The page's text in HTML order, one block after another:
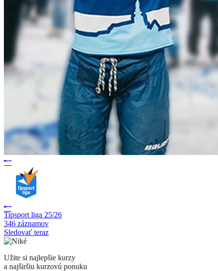
Tipsport liga 25/26
346 záznamov
Sledovať teraz
Užite si najlepšie kurzy
a najširšiu kurzovú ponuku